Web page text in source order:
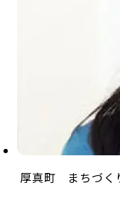
厚真町 まちづく